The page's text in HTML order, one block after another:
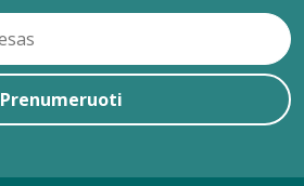
Prenumeruoti